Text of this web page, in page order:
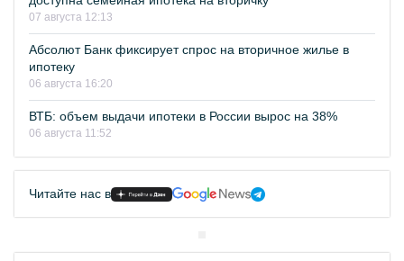
07 августа 12:13
Абсолют Банк фиксирует спрос на вторичное жилье в
ипотеку
06 августа 16:20
ВТБ: объем выдачи ипотеки в России вырос на 38%
06 августа 11:52
Читайте нас в